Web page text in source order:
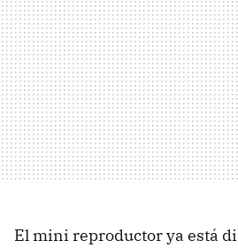
El mini reproductor ya está